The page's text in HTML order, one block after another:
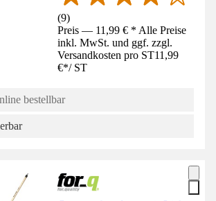
(9)
Preis — 11,99 € * Alle Preise
inkl. MwSt. und ggf. zzgl.
Versandkosten pro ST11,99
€*/ ST
bestellbar